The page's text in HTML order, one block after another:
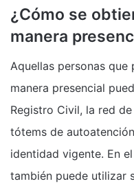
¿Cómo se
manera
Aquellas personas
manera presencial
Registro Civil, la red
tótems de
identidad vigente. En
también puede utilizar